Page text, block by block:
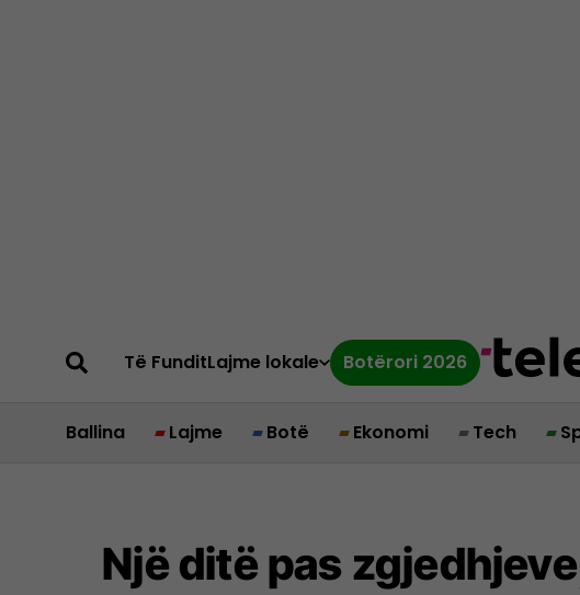
Të FunditLajme lokale Botërori 2026
Ballina Lajme Botë Ekonomi Tech
Një ditë pas